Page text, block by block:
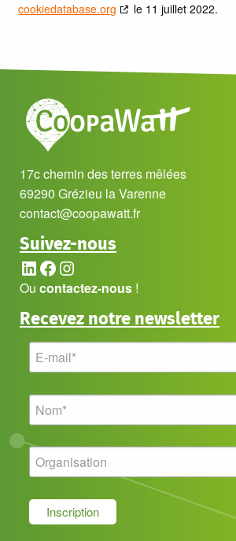
cookiedatabase.org
le 11 juillet 2022.
17c chemin des terres mêlées
69290 Grézieu la Varenne
contact@coopawatt.fr
Suivez-nous
LinkedIn
Facebook
Instagram
Ou contactez-nous !
Recevez notre newsletter